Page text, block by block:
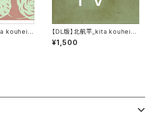
kouhei 6
』
【DL版】北航平_kita kouhei『ti
nySketchBook Ⅳ』
¥1,500